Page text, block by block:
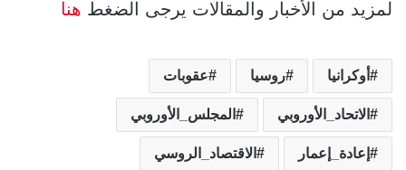
لمزيد من الأخبار والمقالات يرجى الضغط هنا
أوكرانيا روسيا عقوبات
الاتحاد_الأوروبي المجلس_الأوروبي
إعادة_إعمار الاقتصاد_الروسي